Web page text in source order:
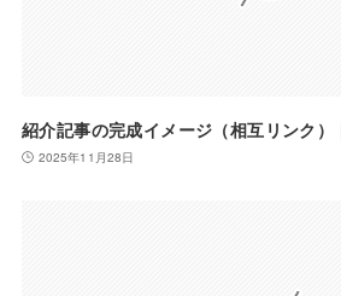
紹介記事の完成イメージ（相互リンク）
2025年11月28日